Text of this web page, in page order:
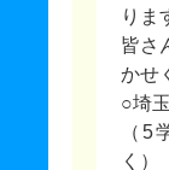
りま
皆さ
かせ
○埼
（5
く）